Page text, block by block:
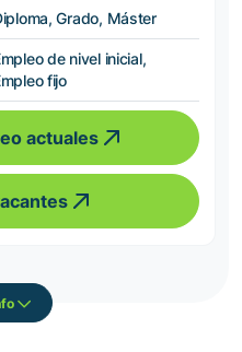
Grado, Máster
de nivel inicial,
fijo
actuales